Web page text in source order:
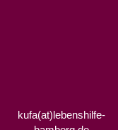
kufa(at)lebenshilfe-